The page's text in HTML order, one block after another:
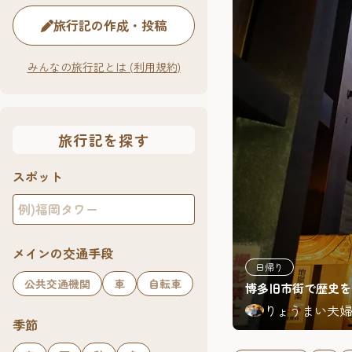
旅行記の作成・投稿
みんなの旅行記とは (利用規約)
旅行記を探す
スポット
メインの交通手段
公共交通機関 車 自転車
季節
日帰り
博多旧市街で歴史
りょうまい夫婦